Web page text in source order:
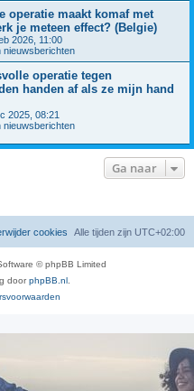
operatie maakt komaf met
je meteen effect? (Belgie)
2026, 11:00
nieuwsberichten
operatie tegen
handen af als ze mijn hand
2025, 08:21
nieuwsberichten
Ga naar
Alle tijden zijn UTC+02:00
cookies
© phpBB Limited
doorphpBB.nl